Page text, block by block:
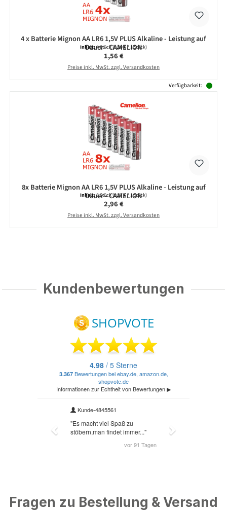
4 x Batterie Mignon AA LR6 1,5V PLUS Alkaline - Leistung auf
Dauer - CAMELION
Inhalt:4 Stück(0,39 € / 1 Stück)
Regulärer Preis:
1,56 €
Preise inkl. MwSt. zzgl. Versandkosten
Verfügbarkeit:
8x Batterie Mignon AA LR6 1,5V PLUS Alkaline - Leistung auf
Dauer - CAMELION
Inhalt:8 Stück(0,37 € / 1 Stück)
Regulärer Preis:
2,96 €
Preise inkl. MwSt. zzgl. Versandkosten
Kundenbewertungen
Fragen zu Bestellung & Versand